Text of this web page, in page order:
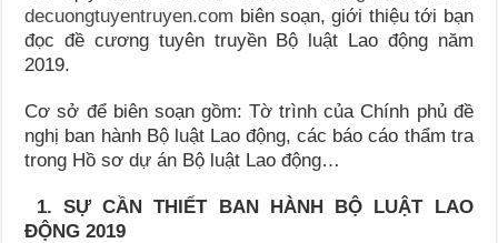
decuongtuyentruyen.com biên soạn, giới thiệu tới bạn
đọc đề cương tuyên truyền Bộ luật Lao động năm
2019.
Cơ sở để biên soạn gồm: Tờ trình của Chính phủ đề
nghị ban hành Bộ luật Lao động, các báo cáo thẩm tra
trong Hồ sơ dự án Bộ luật Lao động…
1. SỰ CẦN THIẾT BAN HÀNH BỘ LUẬT LAO
ĐỘNG 2019